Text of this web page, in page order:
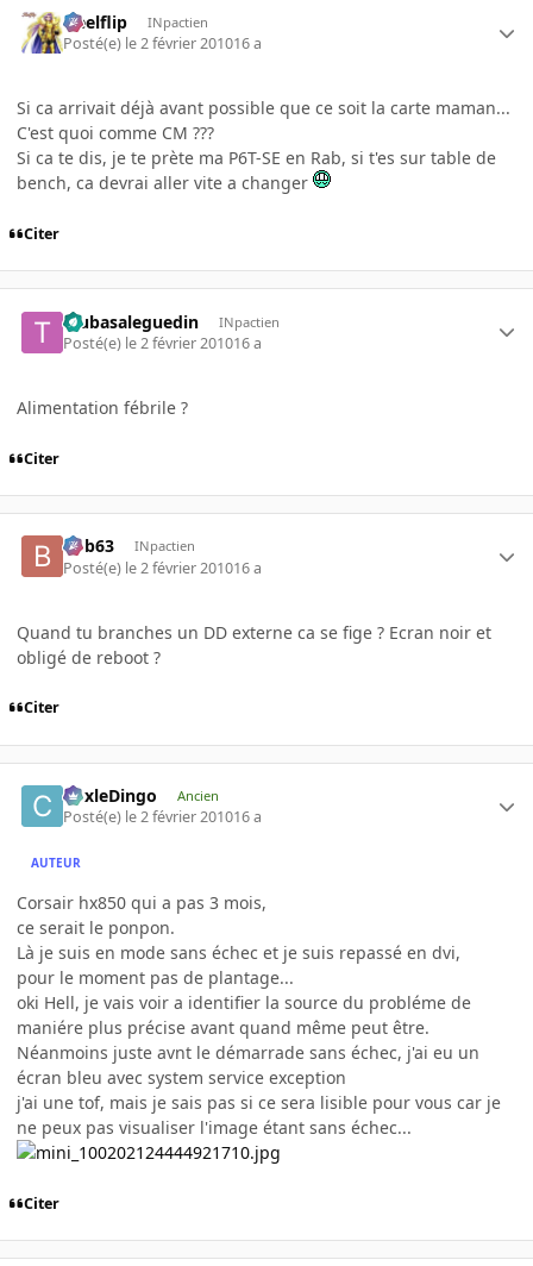
Heelflip INpactien
Posté(e) le 2 février 201016 a
Si ca arrivait déjà avant possible que ce soit la carte maman...
C'est quoi comme CM ???
Si ca te dis, je te prète ma P6T-SE en Rab, si t'es sur table de
bench, ca devrai aller vite a changer
Citer
tsubasaleguedin INpactien
Posté(e) le 2 février 201016 a
Alimentation fébrile ?
Citer
bob63 INpactien
Posté(e) le 2 février 201016 a
Quand tu branches un DD externe ca se fige ? Ecran noir et
obligé de reboot ?
Citer
CoxleDingo Ancien
Posté(e) le 2 février 201016 a
AUTEUR
Corsair hx850 qui a pas 3 mois,
ce serait le ponpon.
Là je suis en mode sans échec et je suis repassé en dvi,
pour le moment pas de plantage...
oki Hell, je vais voir a identifier la source du probléme de
maniére plus précise avant quand même peut être.
Néanmoins juste avnt le démarrade sans échec, j'ai eu un
écran bleu avec system service exception
j'ai une tof, mais je sais pas si ce sera lisible pour vous car je
ne peux pas visualiser l'image étant sans échec...
Citer